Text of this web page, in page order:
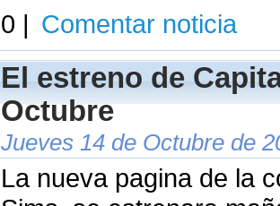
0 | Comentar noticia
El estreno de
Octubre
Jueves 14 de Octubre de
La nueva pagina de la